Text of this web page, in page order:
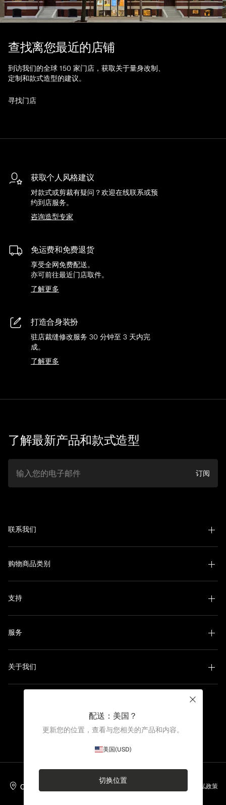
查找离您最近的店铺
到访我们的全球 150 家门店，获取关于量身改制、
定制和款式造型的建议。
寻找门店
获取个人风格建议
对款式或剪裁有疑问？欢迎在线联系或预
约到店服务。
咨询造型专家
免运费和免费退货
享受全网免费配送。
亦可前往最近门店取件。
了解更多
打造合身装扮
驻店裁缝修改服务 30 分钟至 3 天内完
成。
了解更多
了解最新产品和款式造型
订阅
联系我们
购物商品类别
支持
服务
关于我们
可持续发展领军者
China Mainland 隐私政策
配送：美国？
更新您的位置，查看与您相关的产品和内容。
美国(USD)
切换位置